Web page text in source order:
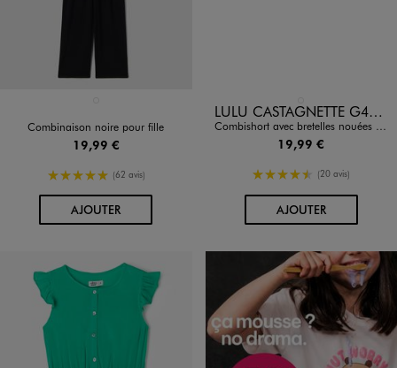
Combinaison noire pour fille
19,99 €
5/5 de moyenne
(62 avis)
AJOUTERAU PANIER
Disponible en 1 coloris LULU CASTAGNETTE G4G D
Combishort avec bretelles nouées fille - LuluCastagnette
19,99 €
4.5/5 de moyenne
(20 avis)
AJOUTERAU PANIER